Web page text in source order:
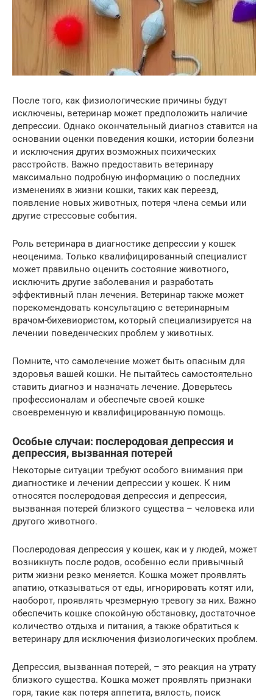
После того, как физиологические причины будут
исключены, ветеринар может предположить наличие
депрессии. Однако окончательный диагноз ставится на
основании оценки поведения кошки, истории болезни
и исключения других возможных психических
расстройств. Важно предоставить ветеринару
максимально подробную информацию о последних
изменениях в жизни кошки, таких как переезд,
появление новых животных, потеря члена семьи или
другие стрессовые события.
Роль ветеринара в диагностике депрессии у кошек
неоценима. Только квалифицированный специалист
может правильно оценить состояние животного,
исключить другие заболевания и разработать
эффективный план лечения. Ветеринар также может
порекомендовать консультацию с ветеринарным
врачом-бихевиористом, который специализируется на
лечении поведенческих проблем у животных.
Помните, что самолечение может быть опасным для
здоровья вашей кошки. Не пытайтесь самостоятельно
ставить диагноз и назначать лечение. Доверьтесь
профессионалам и обеспечьте своей кошке
своевременную и квалифицированную помощь.
Особые случаи: послеродовая депрессия и
депрессия, вызванная потерей
Некоторые ситуации требуют особого внимания при
диагностике и лечении депрессии у кошек. К ним
относятся послеродовая депрессия и депрессия,
вызванная потерей близкого существа – человека или
другого животного.
Послеродовая депрессия у кошек, как и у людей, может
возникнуть после родов, особенно если привычный
ритм жизни резко меняется. Кошка может проявлять
апатию, отказываться от еды, игнорировать котят или,
наоборот, проявлять чрезмерную тревогу за них. Важно
обеспечить кошке спокойную обстановку, достаточное
количество отдыха и питания, а также обратиться к
ветеринару для исключения физиологических проблем.
Депрессия, вызванная потерей, – это реакция на утрату
близкого существа. Кошка может проявлять признаки
горя, такие как потеря аппетита, вялость, поиск